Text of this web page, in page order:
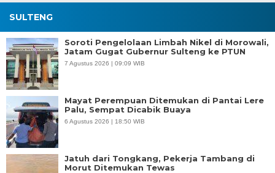
SULTENG
Soroti Pengelolaan Limbah Nikel di Morowali,
Jatam Gugat Gubernur Sulteng ke PTUN
7 Agustus 2026 | 09:09 WIB
Mayat Perempuan Ditemukan di Pantai Lere
Palu, Sempat Dicabik Buaya
6 Agustus 2026 | 18:50 WIB
Jatuh dari Tongkang, Pekerja Tambang di
Morut Ditemukan Tewas